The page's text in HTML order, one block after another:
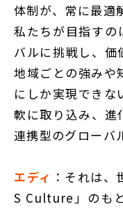
体制が、常に最適
私たちが目指すの
バルに挑戦し、価
地域ごとの強みや
にしか実現できな
軟に取り込み、進
連携型のグローバ
エディ ：それは
S Culture」のも